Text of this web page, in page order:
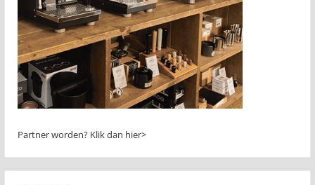
Partner worden? Klik dan hier>